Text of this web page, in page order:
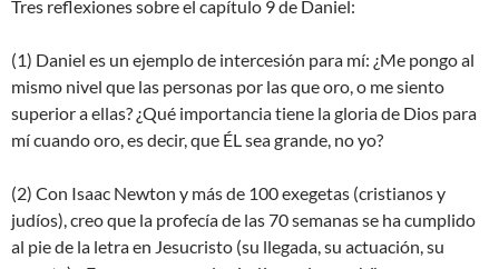
Tres reflexiones sobre el capítulo 9 de Daniel:
(1) Daniel es un ejemplo de intercesión para mí: ¿Me pongo al
mismo nivel que las personas por las que oro, o me siento
superior a ellas? ¿Qué importancia tiene la gloria de Dios para
mí cuando oro, es decir, que ÉL sea grande, no yo?
(2) Con Isaac Newton y más de 100 exegetas (cristianos y
judíos), creo que la profecía de las 70 semanas se ha cumplido
al pie de la letra en Jesucristo (su llegada, su actuación, su